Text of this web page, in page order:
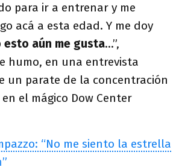
para ir a entrenar y me
acá a esta edad. Y me doy
aún me gusta…”,
humo, en una entrevista
un parate de la concentración
el mágico Dow Center
“No me siento la estrella